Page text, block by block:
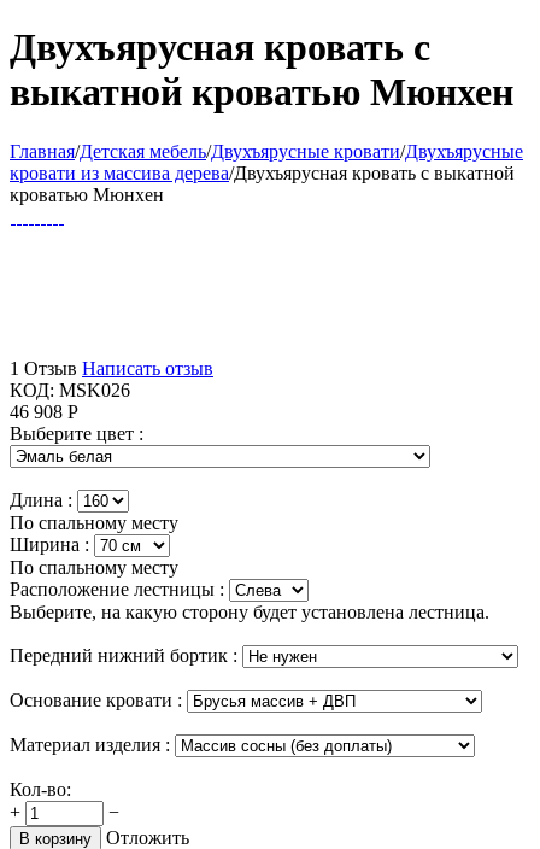
Двухъярусная кровать с
выкатной кроватью Мюнхен
Главная/Детская мебель/Двухъярусные кровати/Двухъярусные
кровати из массива дерева/Двухъярусная кровать с выкатной
кроватью Мюнхен
1 Отзыв Написать отзыв
КОД: MSK026
46 908 Р
Выберите цвет :
Длина :
По спальному месту
Ширина :
По спальному месту
Расположение лестницы :
Выберите, на какую сторону будет установлена лестница.
Передний нижний бортик :
Основание кровати :
Материал изделия :
Кол-во:
+
−
В корзину
Отложить